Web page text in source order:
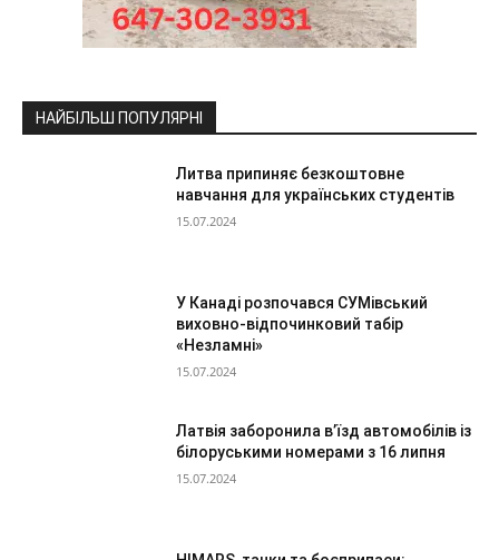
НАЙБІЛЬШ ПОПУЛЯРНІ
Литва припиняє безкоштовне
навчання для українських студентів
15.07.2024
У Канаді розпочався СУМівський
виховно-відпочинковий табір
«Незламні»
15.07.2024
Латвія заборонила в’їзд автомобілів із
білоруськими номерами з 16 липня
15.07.2024